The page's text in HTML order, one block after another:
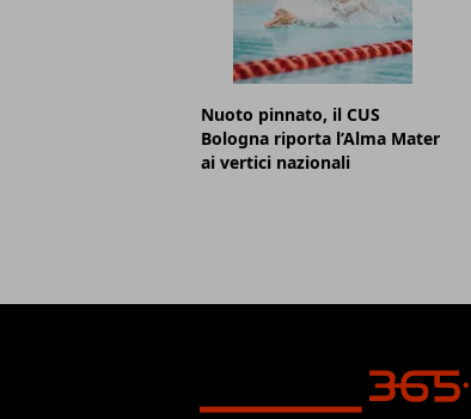
Nuoto pinnato, il CUS
Bologna riporta l’Alma Mater
ai vertici nazionali